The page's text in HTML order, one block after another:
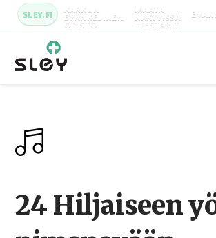
SLEY.FI KARKUN
EVANKELINEN
OPISTO
MAATA
NÄKYVISSÄ
-FESTARIT
24 Hiljaiseen